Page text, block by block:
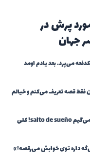
پرش در
جهان
می‌پرد. بعد یادم اومد
فقط قصه تعریف می‌کنم و خیالم
«ما اسپانیایی‌ها به این پرش می‌گیم salto de sueño! کلی
داره توی خوابش می‌رقصه!»